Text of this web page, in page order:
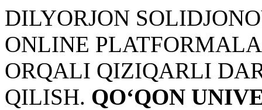
DILYORJON
ONLINE
ORQALI QIZIQARLI
QILISH. QO‘QON